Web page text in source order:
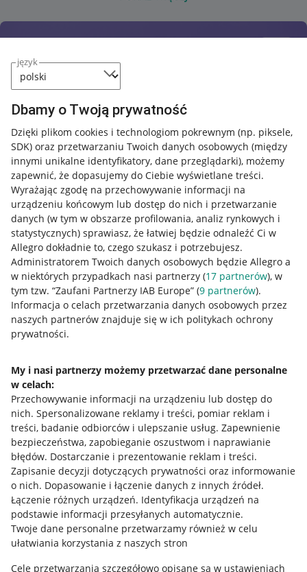
język
Dbamy o Twoją prywatność
Dzięki plikom cookies i technologiom pokrewnym (np. piksele,
SDK) oraz przetwarzaniu Twoich danych osobowych (między
innymi unikalne identyfikatory, dane przeglądarki), możemy
zapewnić, że dopasujemy do Ciebie wyświetlane treści.
Wyrażając zgodę na przechowywanie informacji na
urządzeniu końcowym lub dostęp do nich i przetwarzanie
danych (w tym w obszarze profilowania, analiz rynkowych i
statystycznych) sprawiasz, że łatwiej będzie odnaleźć Ci w
Allegro dokładnie to, czego szukasz i potrzebujesz.
Administratorem Twoich danych osobowych będzie Allegro a
w niektórych przypadkach nasi partnerzy (17 partnerów), w
tym tzw. “Zaufani Partnerzy IAB Europe” (9 partnerów).
Informacja o celach przetwarzania danych osobowych przez
naszych partnerów znajduje się w ich politykach ochrony
prywatności.
My i nasi partnerzy możemy przetwarzać dane personalne
w celach:
Przechowywanie informacji na urządzeniu lub dostęp do
nich. Spersonalizowane reklamy i treści, pomiar reklam i
treści, badanie odbiorców i ulepszanie usług. Zapewnienie
bezpieczeństwa, zapobieganie oszustwom i naprawianie
błędów. Dostarczanie i prezentowanie reklam i treści.
Zapisanie decyzji dotyczących prywatności oraz informowanie
o nich. Dopasowanie i łączenie danych z innych źródeł.
Łączenie różnych urządzeń. Identyfikacja urządzeń na
podstawie informacji przesyłanych automatycznie.
Twoje dane personalne przetwarzamy również w celu
ułatwiania korzystania z naszych stron
Cele przetwarzania szczegółowo opisane są w ustawieniach
Przydatne informacje
Jak to działa
Allegro Gadane dla sprzedających
Allegro Gadane dla kupujących
Mapa miejscowości
Informacje prawne
Regulamin
Polityka plików "cookies"
Ustawienia plików "cookies"